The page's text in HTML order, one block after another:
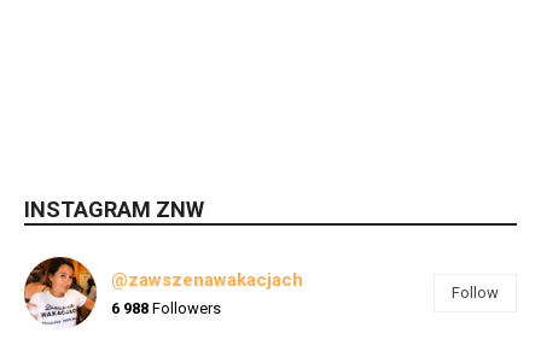
INSTAGRAM ZNW
@zawszenawakacjach
6 988 Followers
Follow